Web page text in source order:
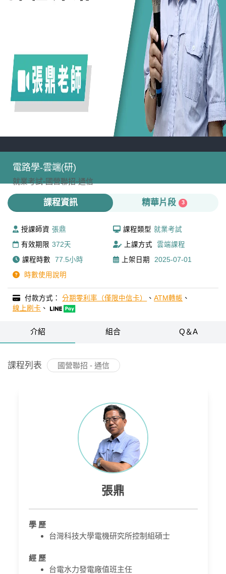
電路學-雲端(研)
就業考試-國營聯招-通信
課程資訊 精華片段 3
授課師資 張鼎 課程類型 就業考試
有效期限 372天 上課方式
雲端課程
課程時數
77.5小時 上架日期
2025-07-01
時數使用說明
付款方式：分期零利率（僅限中信卡） 、ATM轉帳 、
線上刷卡 、
介紹 組合 Q＆A
課程列表 國營聯招 - 通信
張鼎
學 歷
台灣科技大學電機研究所控制組碩士
經 歷
台電水力發電廠值班主任